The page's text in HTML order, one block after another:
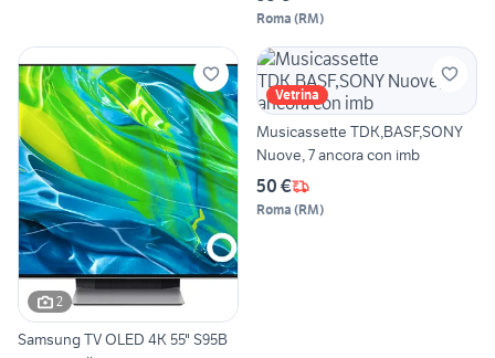
Roma (RM)
2
Samsung TV OLED 4K 55" S95B
Vetrina
Musicassette TDK,BASF,SONY
Nuove, 7 ancora con imb
50 €
Roma (RM)